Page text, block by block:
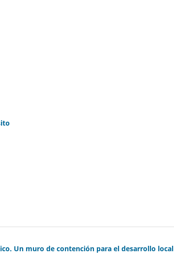
Un muro de contención para el desarrollo local